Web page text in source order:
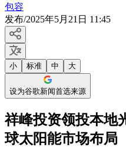
包容
发布/2025年5月21日 11:45
小 标准 中 大
设为谷歌新闻首选来源
祥峰投资领投本地
球太阳能市场布局